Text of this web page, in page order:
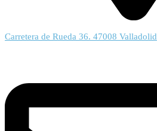
Carretera de Rueda 36. 47008 Valladolid